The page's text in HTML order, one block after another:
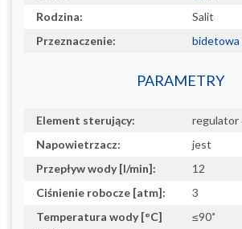
Rodzina:
Salit
Przeznaczenie:
bidetowa
PARAMETRY
Element sterujący:
regulator
Napowietrzacz:
jest
Przepływ wody [l/min]:
12
Ciśnienie robocze [atm]:
3
Temperatura wody [°C]
≤90˚